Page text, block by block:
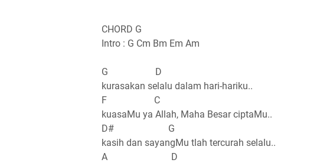
CHORD G
Intro : G Cm Bm Em Am
G D
kurasakan selalu dalam hari-hariku..
F C
kuasaMu ya Allah, Maha Besar ciptaMu..
D# G
kasih dan sayangMu tlah tercurah selalu..
A D